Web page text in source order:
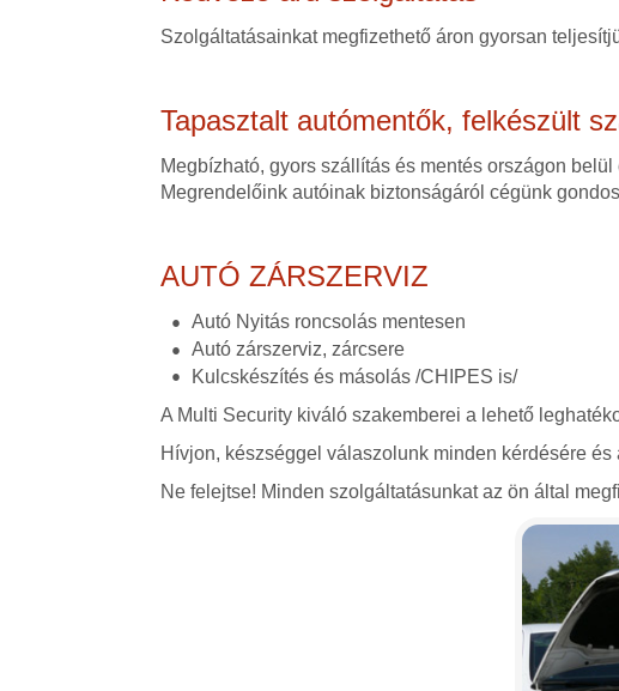
Szolgáltatásainkat megfizethető áron gyorsan
Tapasztalt autómentők, felkészült
Megbízható, gyors szállítás és mentés országon
Megrendelőink autóinak biztonságáról cégünk
AUTÓ ZÁRSZERVIZ
Autó Nyitás roncsolás mentesen
Autó zárszerviz, zárcsere
Kulcskészítés és másolás /CHIPES is/
A Multi Security kiváló szakemberei a lehető
Hívjon, készséggel válaszolunk minden kérdésére
Ne felejtse! Minden szolgáltatásunkat az ön által